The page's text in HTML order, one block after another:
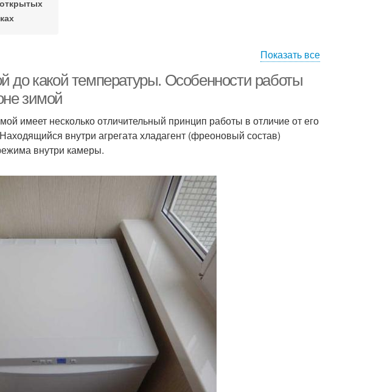
Показать все
до какой температуры. Особенности работы
зимой
имеет несколько отличительный принцип работы в отличие от его
внутри агрегата хладагент (фреоновый состав)
внутри камеры.